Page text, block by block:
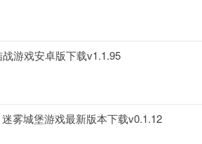
游戏安卓版下载v1.1.95
雾城堡游戏最新版本下载v0.1.12